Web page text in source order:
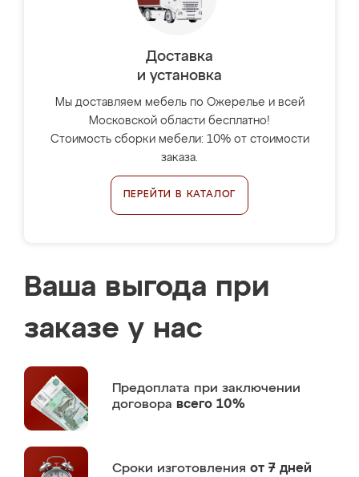
Доставка
и установка
Мы доставляем мебель по Ожерелье и всей
Московской области бесплатно!
Стоимость сборки мебели: 10% от стоимости
заказа.
ПЕРЕЙТИ В КАТАЛОГ
Ваша выгода при
заказе у нас
Предоплата при заключении
договора всего 10%
Сроки изготовления от 7 дней